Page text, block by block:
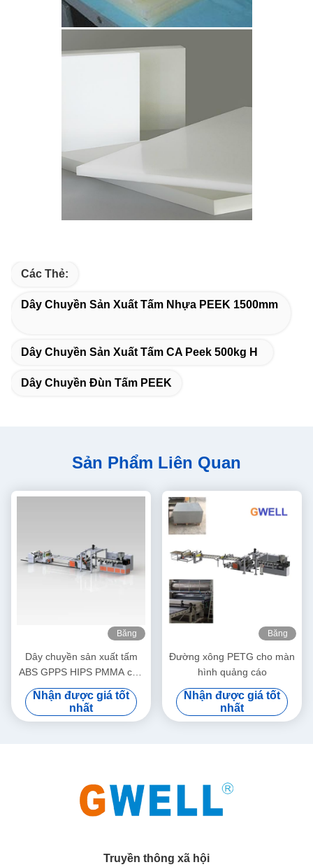
Các Thẻ:
Dây Chuyền Sản Xuất Tấm Nhựa PEEK 1500mm
Dây Chuyền Sản Xuất Tấm CA Peek 500kg H
Dây Chuyền Đùn Tấm PEEK
Sản Phẩm Liên Quan
Băng
Dây chuyền sản xuất tấm
ABS GPPS HIPS PMMA cho
ngăn kéo Khay thoát nước
Nhận được giá tốt
nhất
Băng
Đường xông PETG cho màn
hình quảng cáo
Nhận được giá tốt
nhất
Truyền thông xã hội